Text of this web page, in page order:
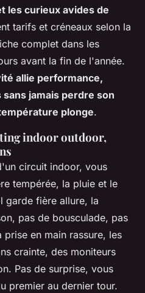
les curieux avides de
tarifs et créneaux selon la
complet dans les
avant la fin de l'année.
allie performance,
jamais perdre son
plonge.
indoor outdoor,
circuit indoor, vous
tempérée, la pluie et le
garde fière allure, la
pas de bousculade, pas
en main rassure, les
crainte, des moniteurs
Pas de surprise, vous
premier au dernier tour.